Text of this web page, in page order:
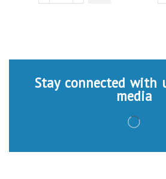
Stay connected with
media